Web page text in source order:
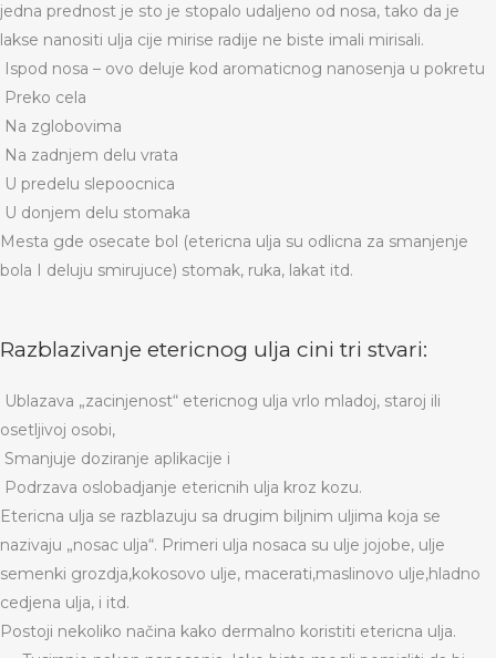
jedna prednost je sto je stopalo udaljeno od nosa, tako da je
lakse nanositi ulja cije mirise radije ne biste imali mirisali.
Ispod nosa – ovo deluje kod aromaticnog nanosenja u pokretu
Preko cela
Na zglobovima
Na zadnjem delu vrata
U predelu slepoocnica
U donjem delu stomaka
Mesta gde osecate bol (etericna ulja su odlicna za smanjenje
bola I deluju smirujuce) stomak, ruka, lakat itd.
Razblazivanje etericnog ulja cini tri stvari:
Ublazava „zacinjenost“ etericnog ulja vrlo mladoj, staroj ili
osetljivoj osobi,
Smanjuje doziranje aplikacije i
Podrzava oslobadjanje etericnih ulja kroz kozu.
Etericna ulja se razblazuju sa drugim biljnim uljima koja se
nazivaju „nosac ulja“. Primeri ulja nosaca su ulje jojobe, ulje
semenki grozdja,kokosovo ulje, macerati,maslinovo ulje,hladno
cedjena ulja, i itd.
Postoji nekoliko načina kako dermalno koristiti etericna ulja.